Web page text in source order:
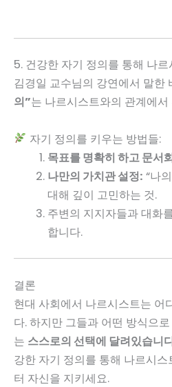
5. 건강한 자기 정의를 통해 나
김경일 교수님의 강연에서 말한
의”는 나르시스트와의 관계에
자기 정의를 키우는 방법들:
목표를 명확히 하고 문서
나만의 가치관 설정: “나
대해 깊이 고민하는 것.
주변의 지지자들과 대화
합니다.
결론
현대 사회에서 나르시스트는 어
다. 하지만 그들과 어떤 방식으
는 스스로의 선택에 달려있습니
강한 자기 정의를 통해 나르시
터 자신을 지키세요.